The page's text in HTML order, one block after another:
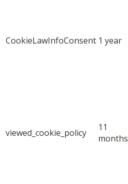
CookieLawInfoConsent 1 year
viewed_cookie_policy
11
months